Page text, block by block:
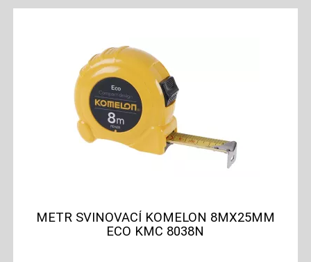
METR SVINOVACÍ KOMELON 8MX25MM
ECO KMC 8038N